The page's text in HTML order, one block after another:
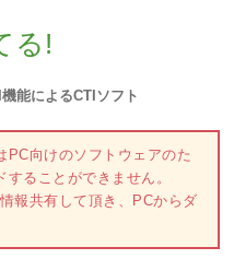
る!
能によるCTIソフト
PC向けのソフトウェアのた
ることができません。
報共有して頂き、PCからダ